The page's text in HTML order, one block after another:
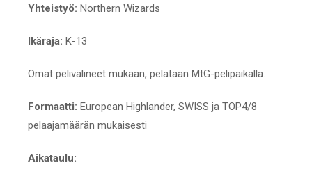
Yhteistyö: Northern Wizards
Ikäraja: K-13
Omat pelivälineet mukaan, pelataan MtG-pelipaikalla.
Formaatti: European Highlander, SWISS ja TOP4/8
pelaajamäärän mukaisesti
Aikataulu: